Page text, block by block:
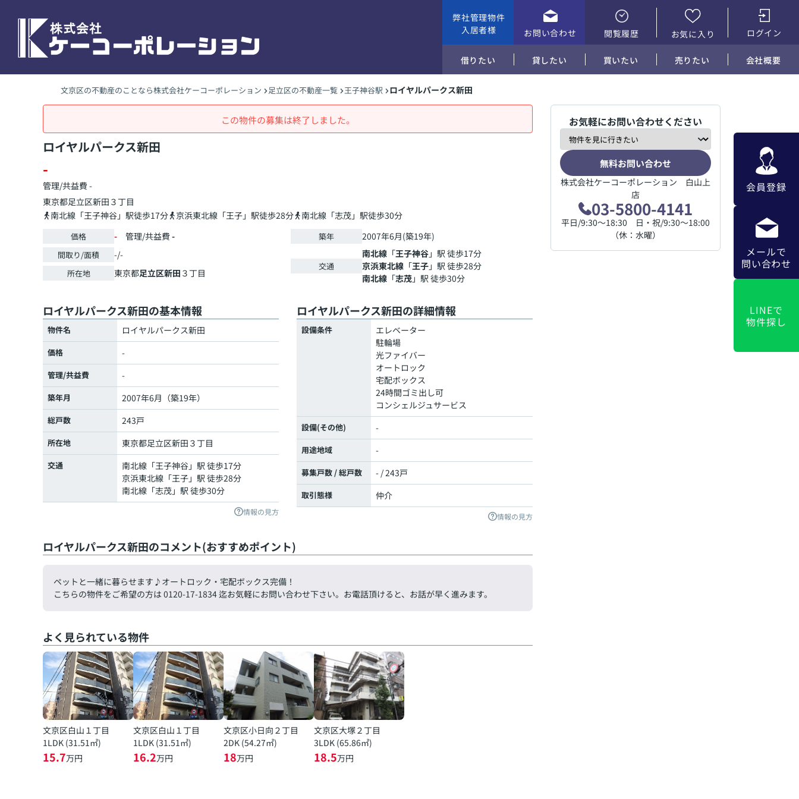
弊社管理物件
入居者様
お問い合わせ 閲覧履歴 お気に入り ログイン
借りたい 貸したい 買いたい 売りたい 会社概要
会員登録
メールで
問い合わせ
LINEで
物件探し
文京区の不動産のことなら株式会社ケーコーポレーション 足立区の不動産一覧 王子神谷駅 ロイヤルパークス新田
この物件の募集は終了しました。
ロイヤルパークス新田
-
管理/共益費 -
東京都足立区新田 ３丁目
南北線「王子神谷」駅徒歩17分
京浜東北線「王子」駅徒歩28分 南北線「志茂」駅徒歩30分
価格 - 管理/共益費 -
間取り/面積 -/-
所在地 東京都足立区新田 ３丁目
築年 2007年6月(築19年)
交通
南北線 「王子神谷」駅 徒歩17分
京浜東北線 「王子」駅 徒歩28分
南北線 「志茂」駅 徒歩30分
ロイヤルパークス新田の基本情報
物件名 ロイヤルパークス新田
価格 -
管理/共益費 -
築年月 2007年6月（築19年）
総戸数 243戸
所在地 東京都足立区新田 ３丁目
交通 南北線 「王子神谷」駅 徒歩17分
京浜東北線 「王子」駅 徒歩28分
南北線 「志茂」駅 徒歩30分
情報の見方
ロイヤルパークス新田の詳細情報
設備条件
エレベーター
駐輪場
光ファイバー
オートロック
宅配ボックス
24時間ゴミ出し可
コンシェルジュサービス
設備(その他) -
用途地域 -
募集戸数 / 総戸数 - / 243戸
取引態様 仲介
情報の見方
ロイヤルパークス新田のコメント(おすすめポイント)
ペットと一緒に暮らせます♪オートロック・宅配ボックス完備！
こちらの物件をご希望の方は 0120-17-1834 迄お気軽にお問い合わせ下さい。お電話頂けると、お話が早く進みます。
よく見られている物件
文京区白山１丁目
1LDK (31.51㎡)
15.7万円
文京区白山１丁目
1LDK (31.51㎡)
16.2万円
文京区小日向２丁目
2DK (54.27㎡)
18万円
文京区大塚２丁目
3LDK (65.86㎡)
18.5万円
お気軽にお問い合わせください
無料お問い合わせ
株式会社ケーコーポレーション 白山上
店
03-5800-4141
平日/9:30～18:30 日・祝/9:30～18:00
（休：水曜）